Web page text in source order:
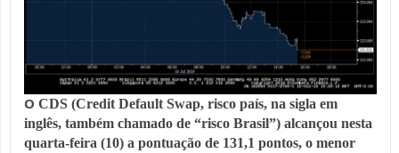
O CDS (Credit Default Swap, risco país, na sigla em
inglês, também chamado de “risco Brasil”) alcançou nesta
quarta-feira (10) a pontuação de 131,1 pontos, o menor